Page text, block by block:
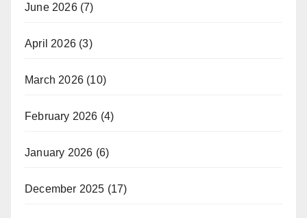
June 2026(7)
April 2026 (3)
March 2026 (10)
February 2026 (4)
January 2026 (6)
December 2025 (17)